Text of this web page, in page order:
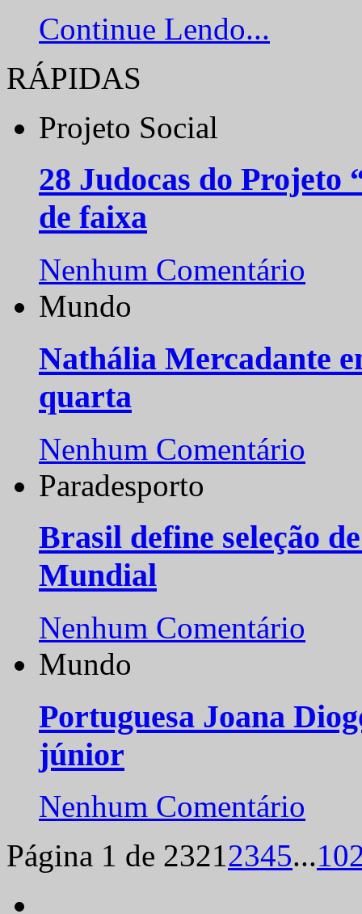
Continue Lendo...
RÁPIDAS
Projeto Social
28 Judocas do
de faixa
Nenhum Comentário
Mundo
Nathália Mercadante
quarta
Nenhum Comentário
Paradesporto
Brasil define seleção
Mundial
Nenhum Comentário
Mundo
Portuguesa Joana
júnior
Nenhum Comentário
Página 1 de 23212345...10